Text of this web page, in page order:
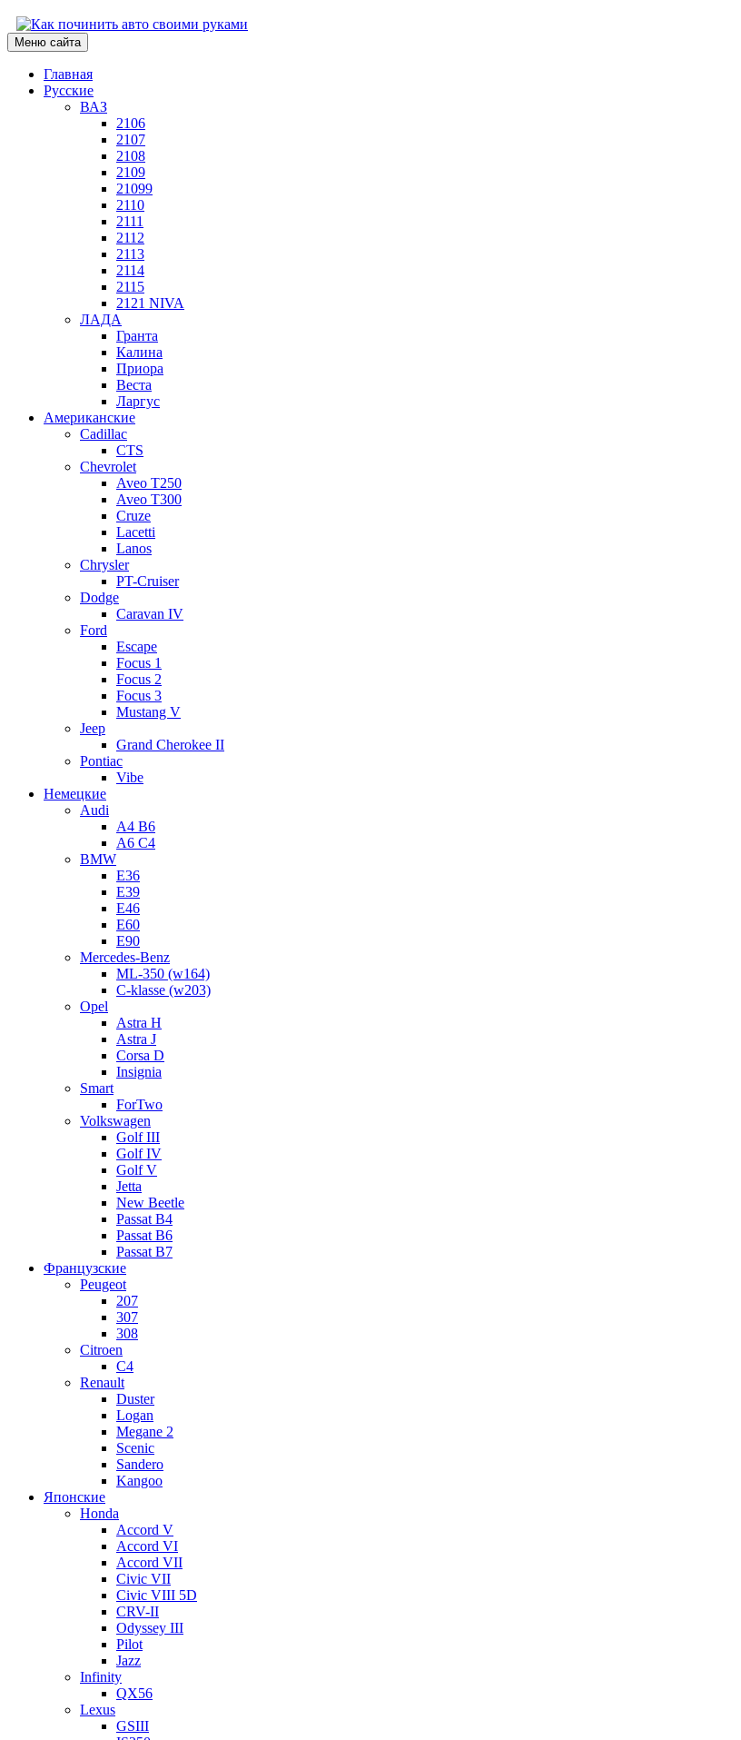
Меню сайта
Главная
Русские
ВАЗ
2106
2107
2108
2109
21099
2110
2111
2112
2113
2114
2115
2121 NIVA
ЛАДА
Гранта
Калина
Приора
Веста
Ларгус
Американские
Cadillac
CTS
Chevrolet
Aveo Т250
Aveo T300
Cruze
Lacetti
Lanos
Chrysler
PT-Cruiser
Dodge
Caravan IV
Ford
Escape
Focus 1
Focus 2
Focus 3
Mustang V
Jeep
Grand Cherokee II
Pontiac
Vibe
Немецкие
Audi
A4 B6
A6 C4
BMW
E36
E39
E46
E60
E90
Mercedes-Benz
ML-350 (w164)
C-klasse (w203)
Opel
Astra H
Astra J
Corsa D
Insignia
Smart
ForTwo
Volkswagen
Golf III
Golf IV
Golf V
Jetta
New Beetle
Passat B4
Passat B6
Passat B7
Французские
Peugeot
207
307
308
Citroen
C4
Renault
Duster
Logan
Megane 2
Scenic
Sandero
Kangoo
Японские
Honda
Accord V
Accord VI
Accord VII
Civic VII
Civic VIII 5D
CRV-II
Odyssey III
Pilot
Jazz
Infinity
QX56
Lexus
GSIII